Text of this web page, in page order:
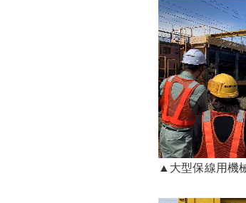
▲大型保線用機